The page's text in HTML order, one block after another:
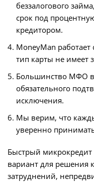
беззалогового
срок под
кредитором.
MoneyMan работает
тип карты не имеет
Большинство МФО в
обязательного
исключения.
Мы верим, что
уверенно
Быстрый микрокредит
вариант для решения
затруднений,